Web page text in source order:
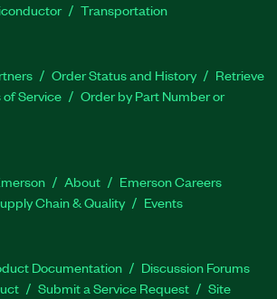
Transportation
Order Status and History
Retrieve
of Service
Order by Part Number or
About
Emerson Careers
Chain & Quality Events
Documentation
Discussion Forums
Submit a Service Request
Site